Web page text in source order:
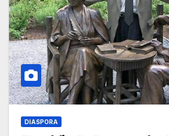
DIASPORA